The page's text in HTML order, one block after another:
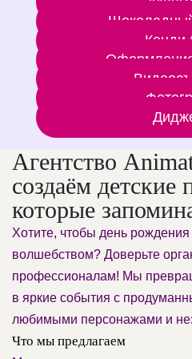
Кенди
Агентство
создаём детские
которые
Хотите, чтобы день
волшебством? Доверьте
профессионалам! Мы
в яркие события с
любимыми персонажами и
Что мы предлагаем